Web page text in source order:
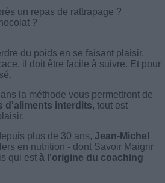
un repas de rattrapage ?
?
du poids en se faisant plaisir.
il doit être facile à suivre. Et pour
la méthode vous permettront de
d'aliments interdits, tout est
plus de 30 ans, Jean-Michel
en nutrition - dont Savoir Maigrir
qui est à l'origine du coaching